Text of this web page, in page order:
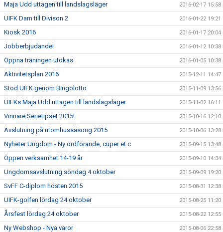
Maja Udd uttagen till landslagsläger 2016-02-17 15:58
UIFK Dam till Divison 2 2016-01-22 19:21
Kiosk 2016 2016-01-17 20:04
Jobberbjudande! 2016-01-12 10:38
Öppna träningen utökas 2016-01-05 10:38
Aktivitetsplan 2016 2015-12-11 14:47
Stöd UIFK genom Bingolotto 2015-11-09 13:56
UIFKs Maja Udd uttagen till landslagsläger 2015-11-02 16:11
Vinnare Serietipset 2015! 2015-10-16 12:10
Avslutning på utomhussäsong 2015 2015-10-06 13:28
Nyheter Ungdom - Ny ordförande, cuper et c 2015-09-15 13:48
Öppen verksamhet 14-19 år 2015-09-10 14:34
Ungdomsavslutning söndag 4 oktober 2015-09-09 19:20
SvFF C-diplom hösten 2015 2015-08-31 12:38
UIFK-golfen lördag 24 oktober 2015-08-25 11:20
Årsfest lördag 24 oktober 2015-08-22 12:55
Ny Webshop - Nya varor 2015-08-06 22:58